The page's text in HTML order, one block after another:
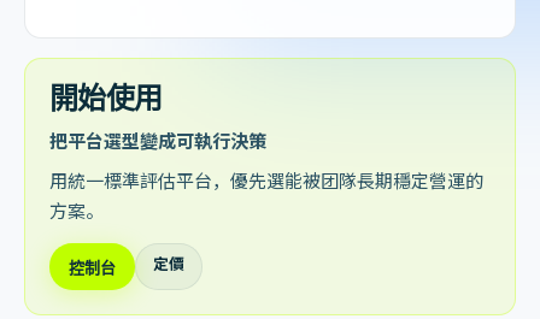
開始使用
把平台選型變成可執行決策
用統一標準評估平台，優先選能被团隊長期穩定營運的
方案。
控制台 定價